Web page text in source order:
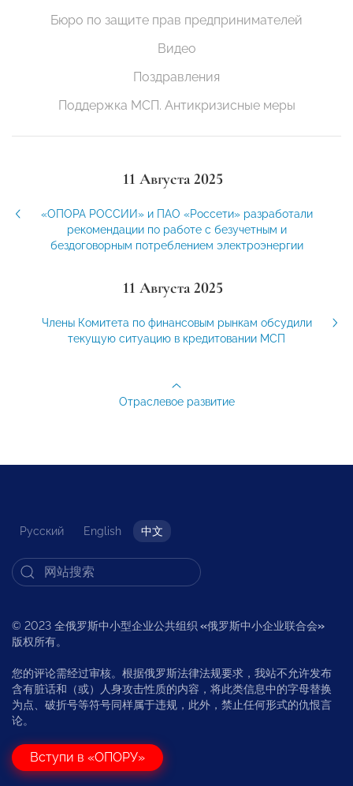
Бюро по защите прав предпринимателей
Видео
Поздравления
Поддержка МСП. Антикризисные меры
11 Августа 2025
«ОПОРА РОССИИ» и ПАО «Россети» разработали
рекомендации по работе с безучетным и
бездоговорным потреблением электроэнергии
11 Августа 2025
Члены Комитета по финансовым рынкам обсудили
текущую ситуацию в кредитовании МСП
Отраслевое развитие
Русский English 中文
© 2023 全俄罗斯中小型企业公共组织 «俄罗斯中小企业联合会»
版权所有。
您的评论需经过审核。根据俄罗斯法律法规要求，我站不允许发布
含有脏话和（或）人身攻击性质的内容，将此类信息中的字母替换
为点、破折号等符号同样属于违规，此外，禁止任何形式的仇恨言
论。
Вступи в «ОПОРУ»